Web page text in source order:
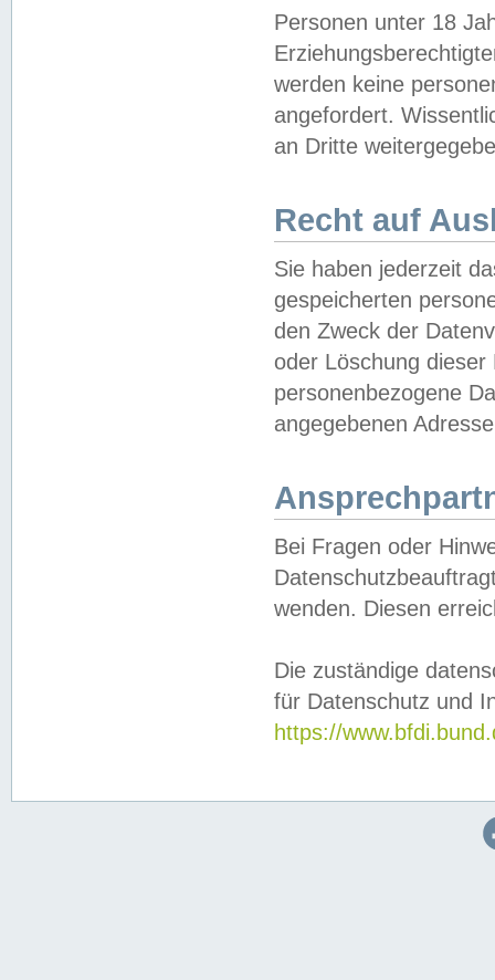
Personen unter 18
werden keine
angefordert.
an Dritte
Recht auf
Sie haben jederzeit
gespeicherten
den Zweck der
oder Löschung
personenbezogene
angegebenen
Bei Fragen oder
wenden. Diesen
Die zuständige
für Datenschutz und
https://